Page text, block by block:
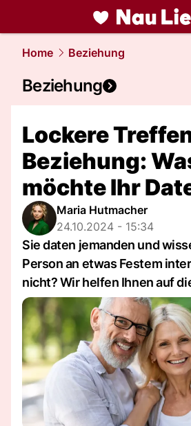
liebe.NAU.ch
Home Beziehung
Beziehung
Lockere
Beziehung:
möchte Ihr
Maria Hutmacher
24.10.2024 - 15:34
Sie daten jemanden und
Person an etwas Festem
nicht? Wir helfen Ihnen auf